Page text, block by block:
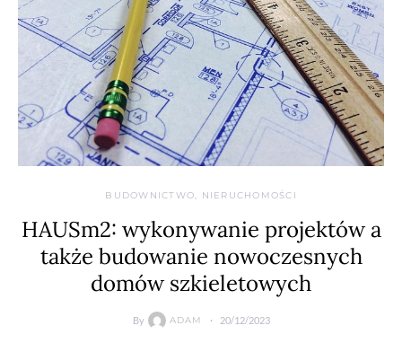
BUDOWNICTWO, NIERUCHOMOŚCI
HAUSm2: wykonywanie projektów a
także budowanie nowoczesnych
domów szkieletowych
By ADAM 20/12/2023